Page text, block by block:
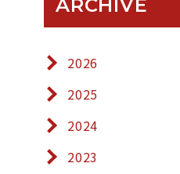
ARCHIVE
2026
2025
2024
2023